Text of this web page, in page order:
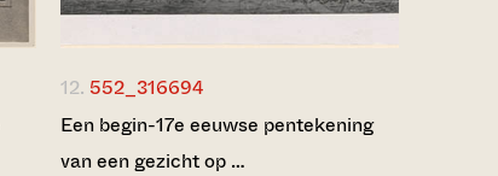
12. 552_316694
Een begin-17e eeuwse pentekening
van een gezicht op …